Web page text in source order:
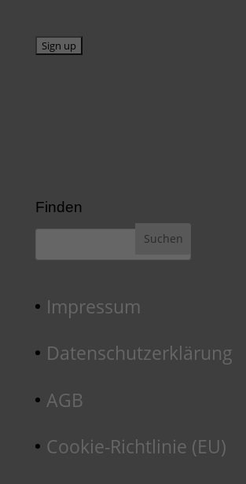
Finden
Impressum
Datenschutzerklärung
AGB
Cookie-Richtlinie (EU)